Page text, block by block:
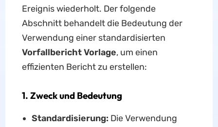
Ereignis wiederholt. Der folgende
Abschnitt behandelt die Bedeutung der
Verwendung einer standardisierten
Vorfallbericht Vorlage, um einen
effizienten Bericht zu erstellen:
1. Zweck und Bedeutung
Standardisierung: Die Verwendung